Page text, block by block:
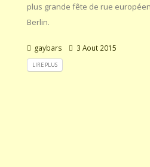
plus grande fête de rue
Berlin.
gaybars 3 Aout 2015
LIRE PLUS